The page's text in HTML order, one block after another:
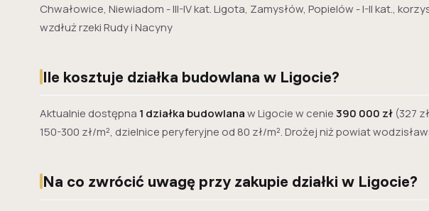
Chwałowice, Niewiadom - III-IV kat. Ligota, Zamysłów, Popielów - I-II kat.,
wzdłuż rzeki Rudy i Nacyny
Ile kosztuje działka budowlana w Ligocie?
Aktualnie dostępna 1 działka budowlanaw Ligocie w cenie390 000 zł (327
150-300 zł/m², dzielnice peryferyjne od 80 zł/m². Drożej niż powiat
Na co zwrócić uwagę przy zakupie działki w Ligocie?